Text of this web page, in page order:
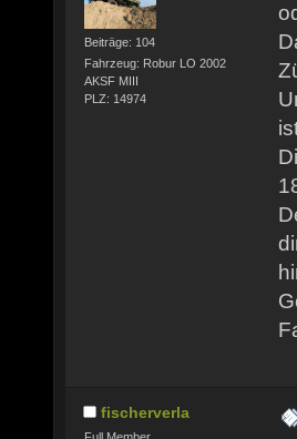
Beiträge: 104
Fahrzeug: Robur LO 2002
AKSF MIII
PLZ: 14974
fischerverla